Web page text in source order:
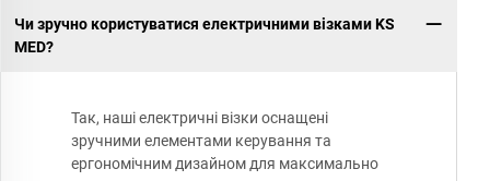
Чи зручно користуватися електричними візками KS
MED?
Так, наші електричні візки оснащені
зручними елементами керування та
ергономічним дизайном для максимально